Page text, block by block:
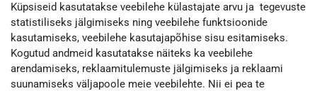
Küpsiseid kasutatakse veebilehe külastajate arvu ja tegevuste
statistiliseks jälgimiseks ning veebilehe funktsioonide
kasutamiseks, veebilehe kasutajapõhise sisu esitamiseks.
Kogutud andmeid kasutatakse näiteks ka veebilehe
arendamiseks, reklaamitulemuste jälgimiseks ja reklaami
suunamiseks väljapoole meie veebilehte. Nii ei pea te